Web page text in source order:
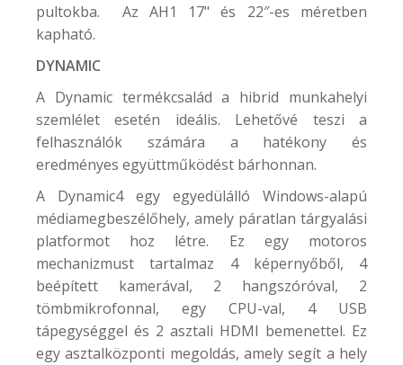
pultokba. Az AH1 17" és 22″-es méretben
kapható.
DYNAMIC
A Dynamic termékcsalád a hibrid munkahelyi
szemlélet esetén ideális. Lehetővé teszi a
felhasználók számára a hatékony és
eredményes együttműködést bárhonnan.
A Dynamic4 egy egyedülálló Windows-alapú
médiamegbeszélőhely, amely páratlan tárgyalási
platformot hoz létre. Ez egy motoros
mechanizmust tartalmaz 4 képernyőből, 4
beépített kamerával, 2 hangszóróval, 2
tömbmikrofonnal, egy CPU-val, 4 USB
tápegységgel és 2 asztali HDMI bemenettel. Ez
egy asztalközponti megoldás, amely segít a hely